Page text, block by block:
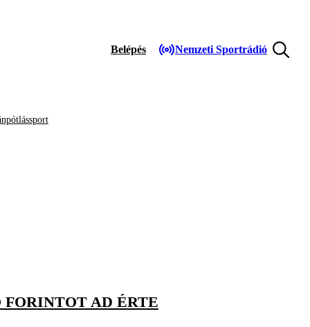
Belépés Nemzeti Sportrádió
AD ÉRTE